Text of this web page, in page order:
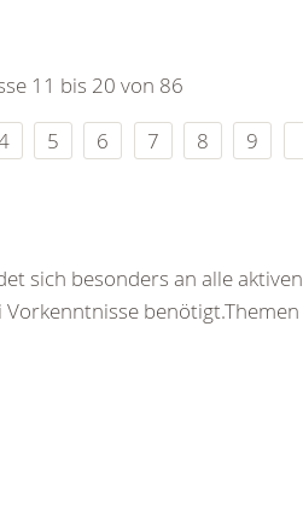
11 bis 20 von 86
5 6 7 8 9
sich besonders an alle
Vorkenntnisse